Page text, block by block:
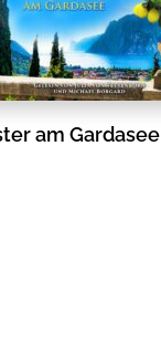
am Gardasee